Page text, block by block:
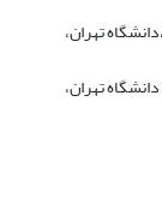
تهران،
تهران،